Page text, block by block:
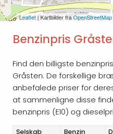
Leaflet| Kartbilder fraOpenStreetMap
Benzinpris
Find den billigste
Gråsten. De forskellige
anbefalede priser for
at sammenligne disse
benzinpris (E10) og
Selskab Benzin